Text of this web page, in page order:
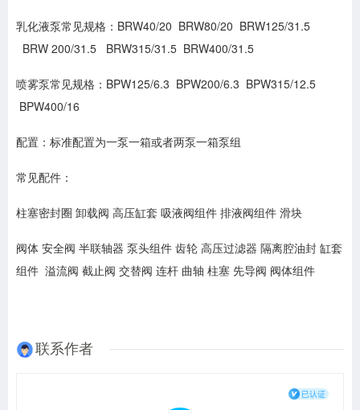
乳化液泵常见规格：BRW40/20 BRW80/20 BRW125/31.5
BRW 200/31.5 BRW315/31.5 BRW400/31.5
喷雾泵常见规格：BPW125/6.3 BPW200/6.3 BPW315/12.5
BPW400/16
配置：标准配置为一泵一箱或者两泵一箱泵组
常见配件：
柱塞密封圈 卸载阀 高压缸套 吸液阀组件 排液阀组件 滑块
阀体 安全阀 半联轴器 泵头组件 齿轮 高压过滤器 隔离腔油封 缸套
组件 溢流阀 截止阀 交替阀 连杆 曲轴 柱塞 先导阀 阀体组件
联系作者